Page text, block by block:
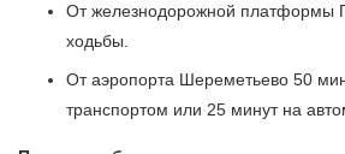
От железнодорожной платформы
ходьбы.
От аэропорта Шереметьево 50
транспортом или 25 минут на